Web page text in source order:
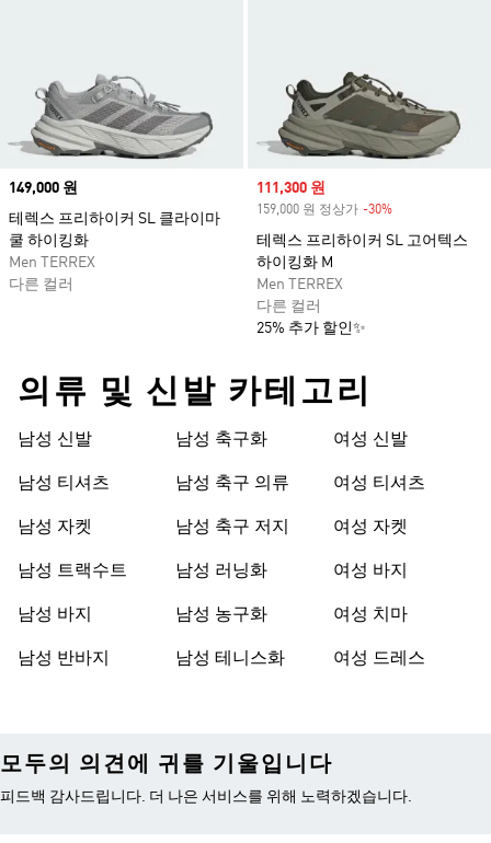
Price
149,000 원
테렉스 프리하이커 SL 클라이마
쿨 하이킹화
Men TERREX
다른 컬러
Sale price
111,300 원
159,000 원 정상가 -30%
테렉스 프리하이커 SL 고어텍스
하이킹화 M
Men TERREX
다른 컬러
25% 추가 할인✨
의류 및 신발 카테고리
남성 신발
남성 티셔츠
남성 자켓
남성 트랙수트
남성 바지
남성 반바지
남성 축구화
남성 축구 의류
남성 축구 저지
남성 러닝화
남성 농구화
남성 테니스화
여성 신발
여성 티셔츠
여성 자켓
여성 바지
여성 치마
여성 드레스
모두의 의견에 귀를 기울입니다
피드백 감사드립니다. 더 나은 서비스를 위해 노력하겠습니다.